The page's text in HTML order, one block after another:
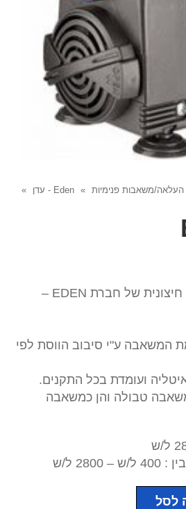
משאבות פנימיות » Eden - עדן
»
משאבת מים פנימית חיצונית של חברת EDEN –
המשאבה ע"י סיבוב הווסת לפי
ועומדת בכל התקנים.
טבולה והן כמשאבה
ל/ש
לסל